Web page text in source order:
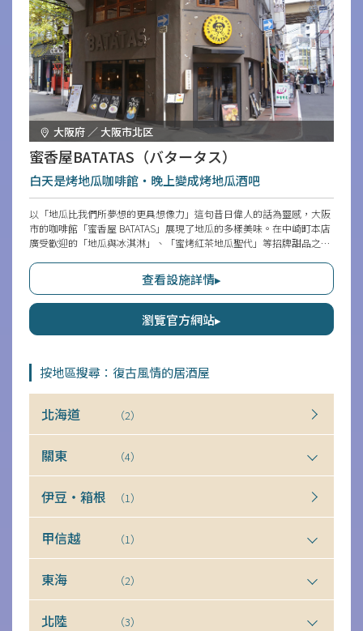
大阪府 ／ 大阪市北区
蜜香屋BATATAS（バタータス）
白天是烤地瓜咖啡館・晚上變成烤地瓜酒吧
以「地瓜比我們所夢想的更具想像力」這句昔日偉人的話為靈感，大阪
市的咖啡館「蜜香屋 BATATAS」展現了地瓜的多樣美味。在中崎町本店
廣受歡迎的「地瓜與冰淇淋」、「蜜烤紅茶地瓜聖代」等招牌甜品之
「地瓜拿坡里義大利麵」，夜晚則提供地瓜啤酒與地瓜雞尾酒等酒類。
無論是何種場合，都能在大阪梅田盡情享受變化多端的地瓜料理。
查看設施詳情▸
瀏覽官方網站▸
按地區搜尋：復古風情的居酒屋
北海道 （2）
關東 （4）
伊豆・箱根 （1）
甲信越 （1）
東海 （2）
北陸 （3）